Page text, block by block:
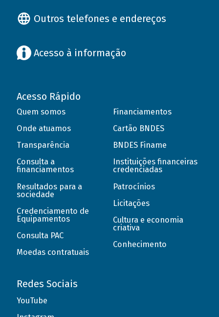
Outros telefones e endereços
Acesso à informação
Acesso Rápido
Quem somos
Onde atuamos
Transparência
Consulta a
financiamentos
Resultados para a
sociedade
Credenciamento de
Equipamentos
Consulta PAC
Moedas contratuais
Financiamentos
Cartão BNDES
BNDES Finame
Instituições financeiras
credenciadas
Patrocínios
Licitações
Cultura e economia
criativa
Conhecimento
Redes Sociais
YouTube